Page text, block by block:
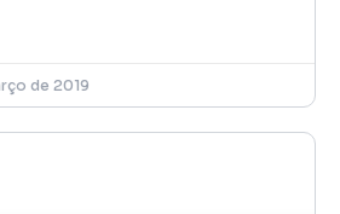
de 2019